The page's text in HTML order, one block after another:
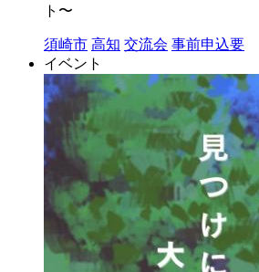
ト〜
須崎市 高知 交流会 事前申込要
イベント